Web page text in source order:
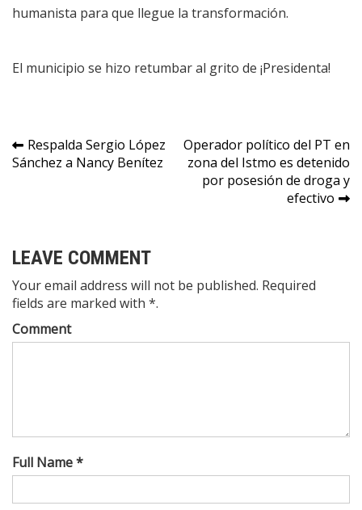
humanista para que llegue la transformación.
El municipio se hizo retumbar al grito de ¡Presidenta!
Navegación
de
Respalda Sergio López
Sánchez a Nancy Benítez
Operador político del PT en
zona del Istmo es detenido
por posesión de droga y
efectivo
LEAVE COMMENT
Your email address will not be published. Required
fields are marked with *.
Comment
Full Name *